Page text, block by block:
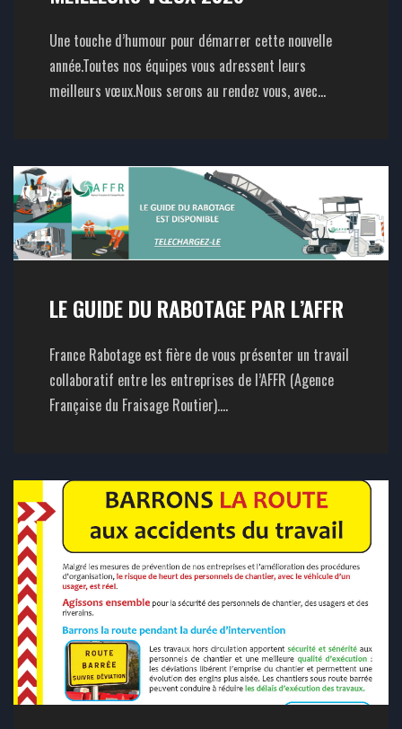
Une touche d’humour pour démarrer cette nouvelle
année.Toutes nos équipes vous adressent leurs
meilleurs vœux.Nous serons au rendez vous, avec...
LE GUIDE DU RABOTAGE PAR L’AFFR
France Rabotage est fière de vous présenter un travail
collaboratif entre les entreprises de l’AFFR (Agence
Française du Fraisage Routier)....